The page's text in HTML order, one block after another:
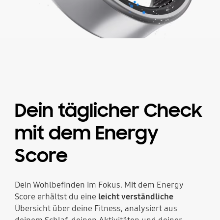
Dein täglicher Check
mit dem Energy
Score
Dein Wohlbefinden im Fokus. Mit dem Energy
Score erhältst du eine leicht verständliche
Übersicht über deine Fitness, analysiert aus